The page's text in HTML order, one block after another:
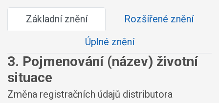
Základní znění
Rozšířené znění
Úplné znění
3. Pojmenování (název) životní
situace
Změna registračních údajů distributora